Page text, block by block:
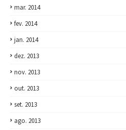
mar. 2014
fev. 2014
jan. 2014
dez. 2013
nov. 2013
out. 2013
set. 2013
ago. 2013